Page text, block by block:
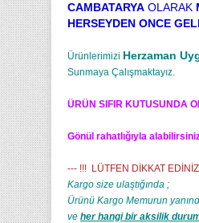
CAMBATARYA OLARAK
HERSEYDEN ONCE
Ürünlerimizi Herzaman
Sunmaya Çalışmaktayız.
ÜRÜN SIFIR KUTUSUNDA
Gönül rahatlığıyla
--- !!! LÜTFEN DİKKAT
Kargo size ulaştığında ;
Ürünü Kargo Memurun
ve her hangi bir aksilik